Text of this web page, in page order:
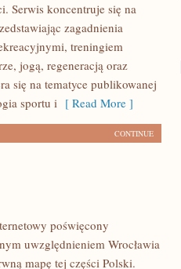
Serwis koncentruje się na
zagadnienia
treningiem
jogą, regeneracją oraz
się na tematyce publikowanej
sportu i [ Read More ]
CONTINUE
poświęcony
uwzględnieniem Wrocławia
mapę tej części Polski.